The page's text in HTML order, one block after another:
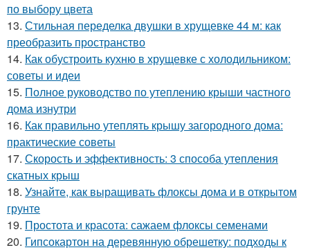
по выбору цвета
13. Стильная переделка двушки в хрущевке 44 м: как
преобразить пространство
14. Как обустроить кухню в хрущевке с холодильником:
советы и идеи
15. Полное руководство по утеплению крыши частного
дома изнутри
16. Как правильно утеплять крышу загородного дома:
практические советы
17. Скорость и эффективность: 3 способа утепления
скатных крыш
18. Узнайте, как выращивать флоксы дома и в открытом
грунте
19. Простота и красота: сажаем флоксы семенами
20. Гипсокартон на деревянную обрешетку: подходы к